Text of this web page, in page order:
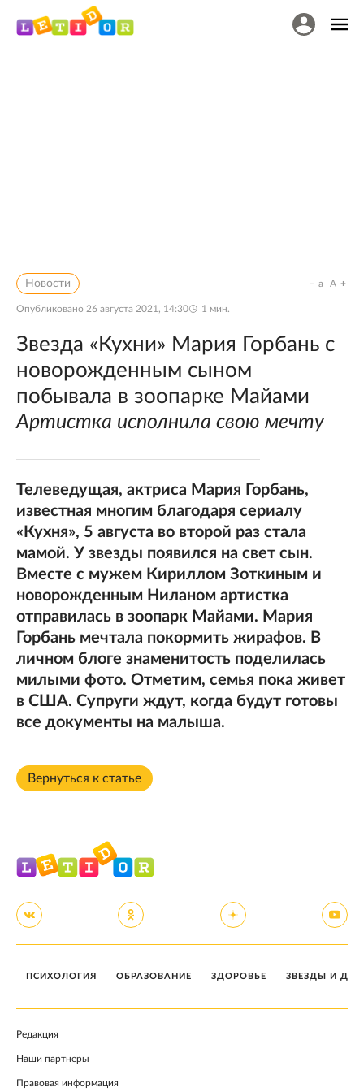
Новости
Опубликовано 26 августа 2021, 14:30 1 мин.
a A
Звезда «Кухни» Мария Горбань с
новорожденным сыном
побывала в зоопарке Майами
Артистка исполнила свою мечту
Телеведущая, актриса Мария Горбань,
известная многим благодаря сериалу
«Кухня», 5 августа во второй раз стала
мамой. У звезды появился на свет сын.
Вместе с мужем Кириллом Зоткиным и
новорожденным Ниланом артистка
отправилась в зоопарк Майами. Мария
Горбань мечтала покормить жирафов. В
личном блоге знаменитость поделилась
милыми фото. Отметим, семья пока живет
в США. Супруги ждут, когда будут готовы
все документы на малыша.
Вернуться к статье
ПСИХОЛОГИЯ ОБРАЗОВАНИЕ ЗДОРОВЬЕ ЗВЕЗДЫ И
Редакция
Наши партнеры
Правовая информация